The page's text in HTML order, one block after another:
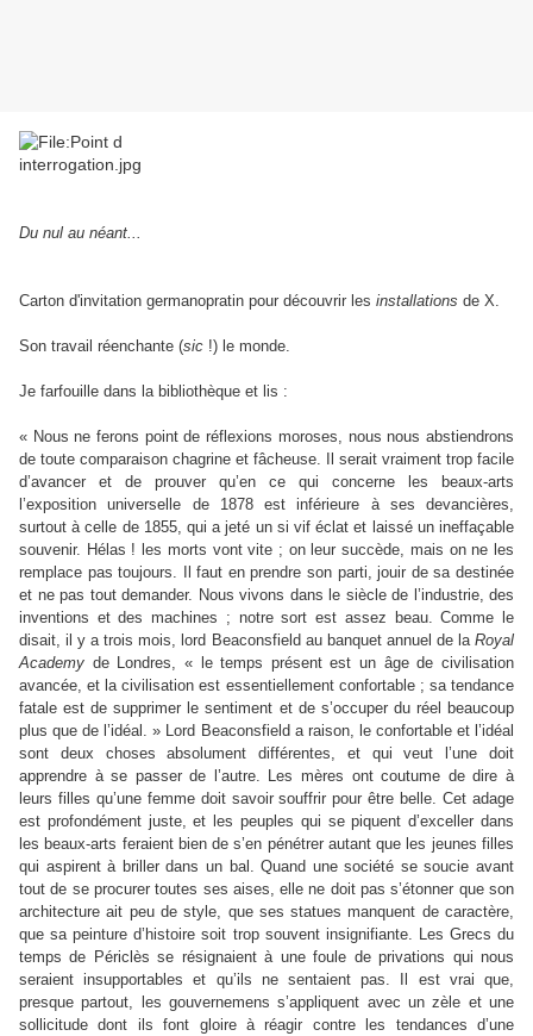
Du nul au néant...
Carton d'invitation germanopratin pour découvrir les installations de X.
Son travail réenchante (sic !) le monde.
Je farfouille dans la bibliothèque et lis :
« Nous ne ferons point de réflexions moroses, nous nous abstiendrons
de toute comparaison chagrine et fâcheuse. Il serait vraiment trop facile
d’avancer et de prouver qu’en ce qui concerne les beaux-arts
l’exposition universelle de 1878 est inférieure à ses devancières,
surtout à celle de 1855, qui a jeté un si vif éclat et laissé un ineffaçable
souvenir. Hélas ! les morts vont vite ; on leur succède, mais on ne les
remplace pas toujours. Il faut en prendre son parti, jouir de sa destinée
et ne pas tout demander. Nous vivons dans le siècle de l’industrie, des
inventions et des machines ; notre sort est assez beau. Comme le
disait, il y a trois mois, lord Beaconsfield au banquet annuel de la Royal
Academy de Londres, « le temps présent est un âge de civilisation
avancée, et la civilisation est essentiellement confortable ; sa tendance
fatale est de supprimer le sentiment et de s’occuper du réel beaucoup
plus que de l’idéal. » Lord Beaconsfield a raison, le confortable et l’idéal
sont deux choses absolument différentes, et qui veut l’une doit
apprendre à se passer de l’autre. Les mères ont coutume de dire à
leurs filles qu’une femme doit savoir souffrir pour être belle. Cet adage
est profondément juste, et les peuples qui se piquent d’exceller dans
les beaux-arts feraient bien de s’en pénétrer autant que les jeunes filles
qui aspirent à briller dans un bal. Quand une société se soucie avant
tout de se procurer toutes ses aises, elle ne doit pas s’étonner que son
architecture ait peu de style, que ses statues manquent de caractère,
que sa peinture d’histoire soit trop souvent insignifiante. Les Grecs du
temps de Périclès se résignaient à une foule de privations qui nous
seraient insupportables et qu’ils ne sentaient pas. Il est vrai que,
presque partout, les gouvernemens s’appliquent avec un zèle et une
sollicitude dont ils font gloire à réagir contre les tendances d’une